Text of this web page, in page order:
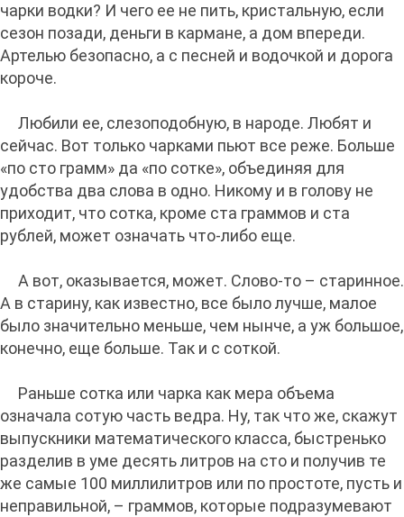
чарки водки? И чего ее не пить, кристальную, если
сезон позади, деньги в кармане, а дом впереди.
Артелью безопасно, а с песней и водочкой и дорога
короче.
Любили ее, слезоподобную, в народе. Любят и
сейчас. Вот только чарками пьют все реже. Больше
«по сто грамм» да «по сотке», объединяя для
удобства два слова в одно. Никому и в голову не
приходит, что сотка, кроме ста граммов и ста
рублей, может означать что-либо еще.
А вот, оказывается, может. Слово-то – старинное.
А в старину, как известно, все было лучше, малое
было значительно меньше, чем нынче, а уж большое,
конечно, еще больше. Так и с соткой.
Раньше сотка или чарка как мера объема
означала сотую часть ведра. Ну, так что же, скажут
выпускники математического класса, быстренько
разделив в уме десять литров на сто и получив те
же самые 100 миллилитров или по простоте, пусть и
неправильной, – граммов, которые подразумевают